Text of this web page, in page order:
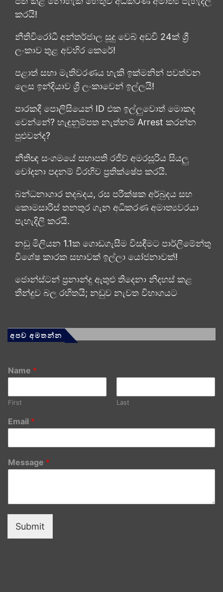
කරයි!
නීතිවිරෝධී අන්තර්ජාල සූදු වෙබ් අඩවි 24ක් ශ්‍රී
ලංකාව තුළ අවහිර කෙරේ!
පළාත් සභා මැතිවරණය හැකි ඉක්මනින් පවත්වන
ලෙස ඉන්දියාව ශ්‍රී ලංකාවෙන් ඉල්ලයි!
පාරකදී පොලිසියෙන් ID එක ඉල්ලුවොත් මොකද
වෙන්නේ? හැඳුනුම්පත නැත්නම් Arrest කරන්න
පුළුවන්ද?
නීතිඥ සංගමයේ සභාපති රජීව් අමරසූරිය සියලු
චෝදනා පදනම් විරහිව ප්‍රතික්ෂේප කරයි.
බන්ධනාගාර තදබදය, රස පරීක්ෂක අර්බුදය සහ
කොමසාරිස් තනතුර ගැන අධිකරණ අමාත්‍යවරයා
පැහැදිලි කරයි.
නඩු මිලියන 1.1ක ගොඩගැසීම විසඳීමට පාර්ලිමේන්තු
විශේෂ කාරක සභාවක් ඉල්ලා යෝජනාවක්!
ජොන්ස්ටන් ප්‍රනාන්දු ඇතුළු තිදෙනා නිදහස් කළ
තීන්දුව බල රහිතයි; නඩුව නැවත විභාගයට
අපව අමතන්න
Name *
First Last
Email *
Message *
Submit